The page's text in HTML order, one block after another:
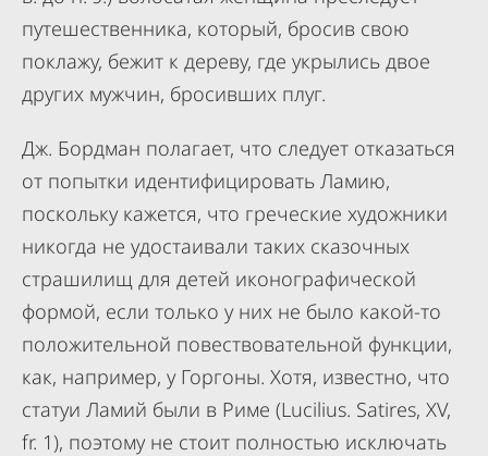
путешественника, который, бросив свою
поклажу, бежит к дереву, где укрылись двое
других мужчин, бросивших плуг.
Дж. Бордман полагает, что следует отказаться
от попытки идентифицировать Ламию,
поскольку кажется, что греческие художники
никогда не удостаивали таких сказочных
страшилищ для детей иконографической
формой, если только у них не было какой-то
положительной повествовательной функции,
как, например, у Горгоны. Хотя, известно, что
статуи Ламий были в Риме (Lucilius. Satires, XV,
fr. 1), поэтому не стоит полностью исключать